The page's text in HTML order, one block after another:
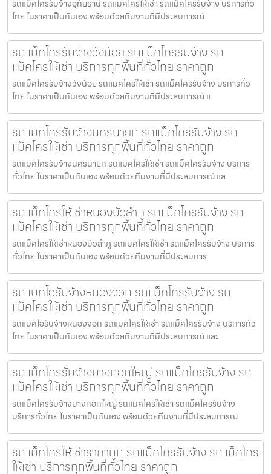
รถแม็คโครรับจ้างอุทัยธานี รถแมคโครให้เช่า รถแม็คโครรับจ้าง บริการทั่ว
ไทย ในราคาเป็นกันเอง พร้อมด้วยทีมงานที่มีประสบการณ์
รถแม็คโครรับจ้างวังน้อย รถแม็คโครรับจ้าง รถ
แม็คโครให้เช่า บริการทุกพื้นที่ทั่วไทย ราคาถูก
รถแม็คโครรับจ้างวังน้อย รถแมคโครให้เช่า รถแม็คโครรับจ้าง บริการทั่ว
ไทย ในราคาเป็นกันเอง พร้อมด้วยทีมงานที่มีประสบการณ์ แ
รถแมคโครรับจ้างนครนายก รถแม็คโครรับจ้าง รถ
แม็คโครให้เช่า บริการทุกพื้นที่ทั่วไทย ราคาถูก
รถแมคโครรับจ้างนครนายก รถแมคโครให้เช่า รถแม็คโครรับจ้าง บริการ
ทั่วไทย ในราคาเป็นกันเอง พร้อมด้วยทีมงานที่มีประสบการณ์ แล
รถแม็คโครให้เช่าหนองบัวลำภู รถแม็คโครรับจ้าง รถ
แม็คโครให้เช่า บริการทุกพื้นที่ทั่วไทย ราคาถูก
รถแม็คโครให้เช่าหนองบัวลำภู รถแมคโครให้เช่า รถแม็คโครรับจ้าง บริการ
ทั่วไทย ในราคาเป็นกันเอง พร้อมด้วยทีมงานที่มีประสบการ
รถแบคโฮรับจ้างหนองจอก รถแม็คโครรับจ้าง รถ
แม็คโครให้เช่า บริการทุกพื้นที่ทั่วไทย ราคาถูก
รถแบคโฮรับจ้างหนองจอก รถแมคโครให้เช่า รถแม็คโครรับจ้าง บริการทั่ว
ไทย ในราคาเป็นกันเอง พร้อมด้วยทีมงานที่มีประสบการณ์ และ
รถแม็คโครรับจ้างบางกอกใหญ่ รถแม็คโครรับจ้าง รถ
แม็คโครให้เช่า บริการทุกพื้นที่ทั่วไทย ราคาถูก
รถแม็คโครรับจ้างบางกอกใหญ่ รถแมคโครให้เช่า รถแม็คโครรับจ้าง
บริการทั่วไทย ในราคาเป็นกันเอง พร้อมด้วยทีมงานที่มีประสบการณ
รถแม็คโครให้เช่าราคาถูก รถแม็คโครรับจ้าง รถแม็คโคร
ให้เช่า บริการทุกพื้นที่ทั่วไทย ราคาถูก